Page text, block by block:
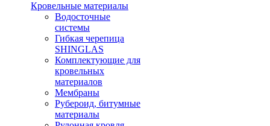
Кровельные материалы
Водосточные
системы
Гибкая черепица
SHINGLAS
Комплектующие для
кровельных
материалов
Мембраны
Рубероид, битумные
материалы